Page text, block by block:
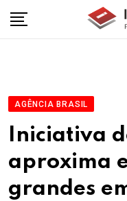
AGÊNCIA BRASIL
Iniciativa
aproxima
grandes